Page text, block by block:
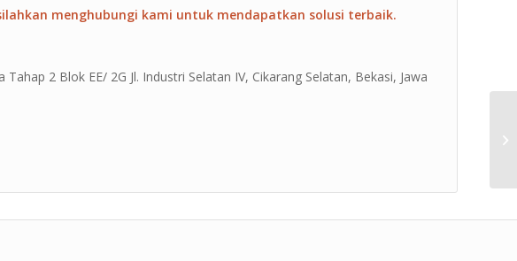
menghubungi kami untuk mendapatkan solusi terbaik.
2 Blok EE/ 2G Jl. Industri Selatan IV, Cikarang Selatan, Bekasi, Jawa